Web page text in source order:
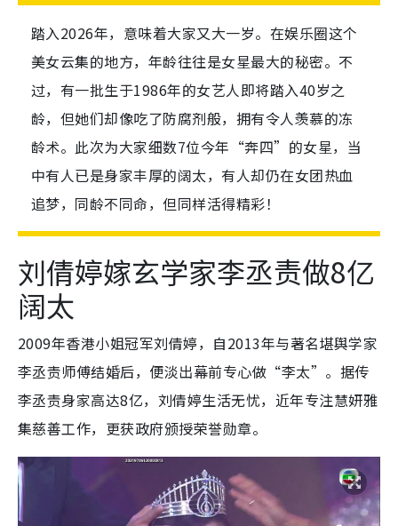
踏入2026年，意味着大家又大一岁。在娱乐圈这个
美女云集的地方，年龄往往是女星最大的秘密。不
过，有一批生于1986年的女艺人即将踏入40岁之
龄，但她们却像吃了防腐剂般，拥有令人羡慕的冻
龄术。此次为大家细数7位今年“奔四”的女星，当
中有人已是身家丰厚的阔太，有人却仍在女团热血
追梦，同龄不同命，但同样活得精彩！
刘倩婷嫁玄学家李丞责做8亿
阔太
2009年香港小姐冠军刘倩婷，自2013年与著名堪舆学家
李丞责师傅结婚后，便淡出幕前专心做“李太”。据传
李丞责身家高达8亿，刘倩婷生活无忧，近年专注慧妍雅
集慈善工作，更获政府颁授荣誉勋章。